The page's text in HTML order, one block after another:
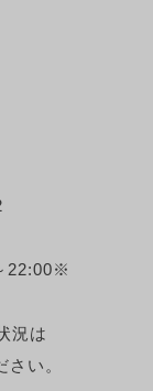
22:00※
況は
い。